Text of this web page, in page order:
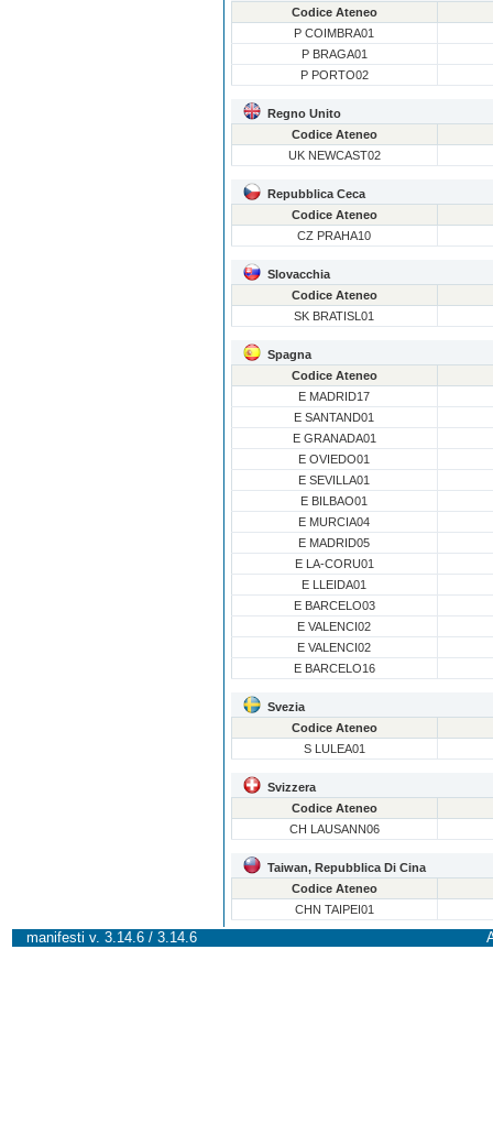
Codice Ateneo
P COIMBRA01
P BRAGA01
P PORTO02
Regno Unito
Codice Ateneo
UK NEWCAST02
Repubblica Ceca
Codice Ateneo
CZ PRAHA10
Slovacchia
Codice Ateneo
SK BRATISL01
Spagna
Codice Ateneo
E MADRID17
E SANTAND01
E GRANADA01
E OVIEDO01
E SEVILLA01
E BILBAO01
E MURCIA04
E MADRID05
E LA-CORU01
E LLEIDA01
E BARCELO03
E VALENCI02
E VALENCI02
E BARCELO16
Svezia
Codice Ateneo
S LULEA01
Svizzera
Codice Ateneo
CH LAUSANN06
Taiwan, Repubblica Di Cina
Codice Ateneo
CHN TAIPEI01
manifesti v. 3.14.6 / 3.14.6